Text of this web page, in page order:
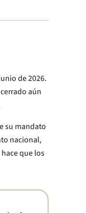
de 2026.
aún
su mandato
nacional,
que los